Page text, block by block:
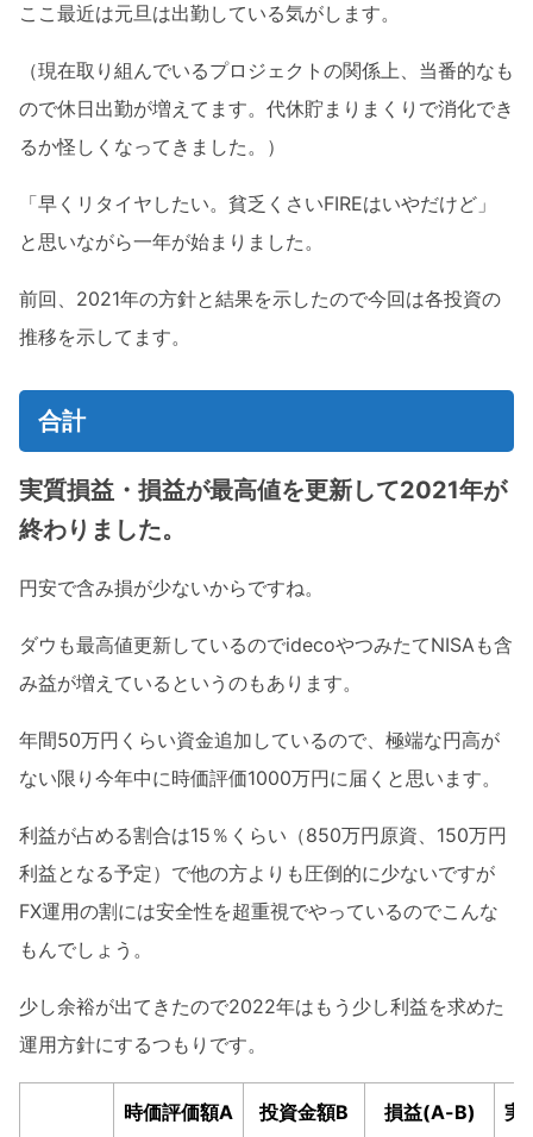
ここ最近は元旦は出勤している気がします。
（現在取り組んでいるプロジェクトの関係上、当番的なも
ので休日出勤が増えてます。代休貯まりまくりで消化でき
るか怪しくなってきました。）
「早くリタイヤしたい。貧乏くさいFIREはいやだけど」
と思いながら一年が始まりました。
前回、2021年の方針と結果を示したので今回は各投資の
推移を示してます。
合計
実質損益・損益が最高値を更新して2021年が
終わりました。
円安で含み損が少ないからですね。
ダウも最高値更新しているのでidecoやつみたてNISAも含
み益が増えているというのもあります。
年間50万円くらい資金追加しているので、極端な円高が
ない限り今年中に時価評価1000万円に届くと思います。
利益が占める割合は15％くらい（850万円原資、150万円
利益となる予定）で他の方よりも圧倒的に少ないですが
FX運用の割には安全性を超重視でやっているのでこんな
もんでしょう。
少し余裕が出てきたので2022年はもう少し利益を求めた
運用方針にするつもりです。
時価評価額A 投資金額B 損益(A-B) 実